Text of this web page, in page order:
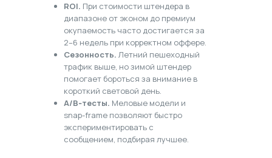
ROI. При стоимости штендера в
диапазоне от эконом до премиум
окупаемость часто достигается за
2–6 недель при корректном оффере.
Сезонность. Летний пешеходный
трафик выше, но зимой штендер
помогает бороться за внимание в
короткий световой день.
А/В‑тесты. Меловые модели и
snap-frame позволяют быстро
экспериментировать с
сообщением, подбирая лучшее.